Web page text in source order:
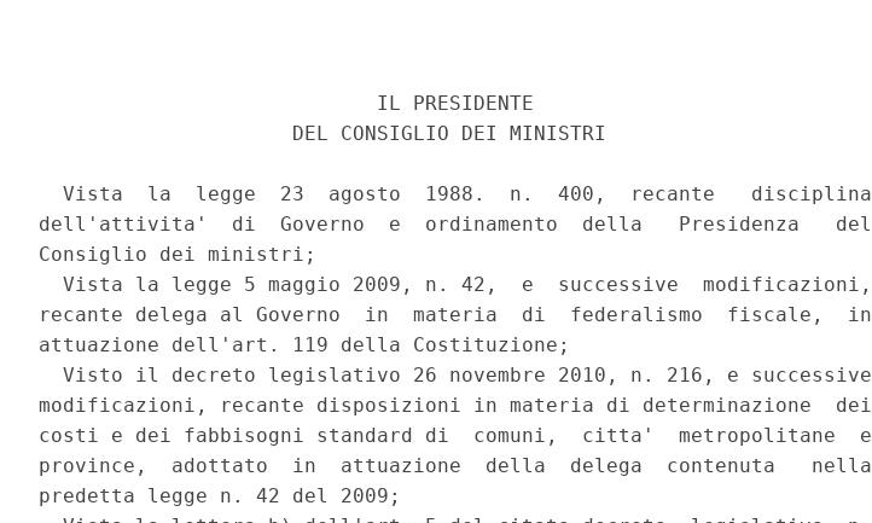
                            IL PRESIDENTE
                     DEL CONSIGLIO DEI MINISTRI
  Vista  la  legge  23  agosto  1988.  n.  400,  recante   disciplina
dell'attivita'  di  Governo  e  ordinamento  della   Presidenza   del
Consiglio dei ministri;
  Vista la legge 5 maggio 2009, n. 42,  e  successive  modificazioni,
recante delega al Governo  in  materia  di  federalismo  fiscale,  in
attuazione dell'art. 119 della Costituzione;
  Visto il decreto legislativo 26 novembre 2010, n. 216, e successive
modificazioni, recante disposizioni in materia di determinazione  dei
costi e dei fabbisogni standard di  comuni,  citta'  metropolitane  e
province,  adottato  in  attuazione  della  delega  contenuta   nella
predetta legge n. 42 del 2009;